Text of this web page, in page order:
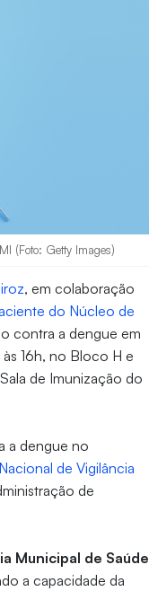
(Foto: Getty Images)
, em colaboração
do Núcleo de
contra a dengue em
16h, no Bloco H e
de Imunização do
a dengue no
de Vigilância
de
Municipal de Saúde
a capacidade da